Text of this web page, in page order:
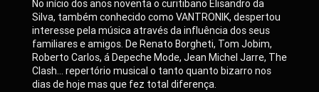
No início dos anos noventa o curitibano Elisandro da
Silva, também conhecido como VANTRONIK, despertou
interesse pela música através da influência dos seus
familiares e amigos. De Renato Borgheti, Tom Jobim,
Roberto Carlos, á Depeche Mode, Jean Michel Jarre, The
Clash… repertório musical o tanto quanto bizarro nos
dias de hoje mas que fez total diferença.